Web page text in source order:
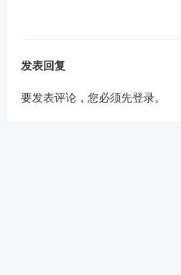
发表回复
要发表评论，您必须先登录。